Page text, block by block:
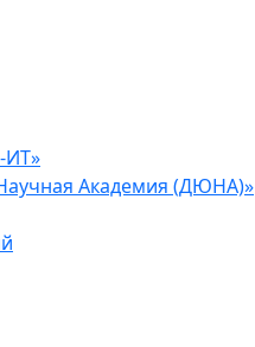
ИТ»
Академия (ДЮНА)»